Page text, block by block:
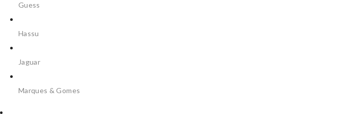
Guess
Hassu
Jaguar
Marques & Gomes